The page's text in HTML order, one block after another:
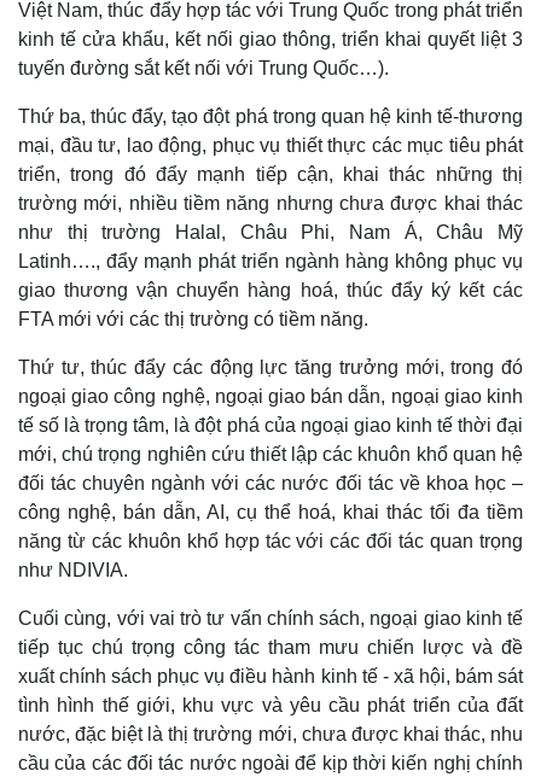
Việt Nam, thúc đẩy hợp tác với Trung Quốc trong phát triển
kinh tế cửa khẩu, kết nối giao thông, triển khai quyết liệt 3
tuyến đường sắt kết nối với Trung Quốc…).
Thứ ba, thúc đẩy, tạo đột phá trong quan hệ kinh tế-thương
mại, đầu tư, lao động, phục vụ thiết thực các mục tiêu phát
triển, trong đó đẩy mạnh tiếp cận, khai thác những thị
trường mới, nhiều tiềm năng nhưng chưa được khai thác
như thị trường Halal, Châu Phi, Nam Á, Châu Mỹ
Latinh…., đẩy mạnh phát triển ngành hàng không phục vụ
giao thương vận chuyển hàng hoá, thúc đẩy ký kết các
FTA mới với các thị trường có tiềm năng.
Thứ tư, thúc đẩy các động lực tăng trưởng mới, trong đó
ngoại giao công nghệ, ngoại giao bán dẫn, ngoại giao kinh
tế số là trọng tâm, là đột phá của ngoại giao kinh tế thời đại
mới, chú trọng nghiên cứu thiết lập các khuôn khổ quan hệ
đối tác chuyên ngành với các nước đối tác về khoa học –
công nghệ, bán dẫn, AI, cụ thể hoá, khai thác tối đa tiềm
năng từ các khuôn khổ hợp tác với các đối tác quan trọng
như NDIVIA.
Cuối cùng, với vai trò tư vấn chính sách, ngoại giao kinh tế
tiếp tục chú trọng công tác tham mưu chiến lược và đề
xuất chính sách phục vụ điều hành kinh tế - xã hội, bám sát
tình hình thế giới, khu vực và yêu cầu phát triển của đất
nước, đặc biệt là thị trường mới, chưa được khai thác, nhu
cầu của các đối tác nước ngoài để kịp thời kiến nghị chính